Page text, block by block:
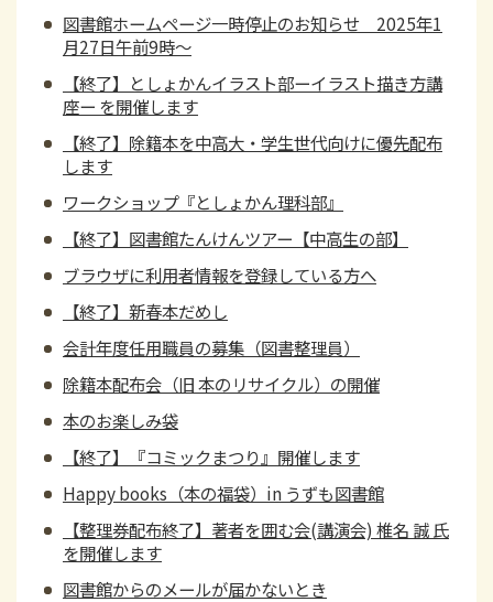
図書館ホームページ一時停止のお知らせ 2025年1
月27日午前9時～
【終了】としょかんイラスト部ーイラスト描き方講
座ー を開催します
【終了】除籍本を中高大・学生世代向けに優先配布
します
ワークショップ『としょかん理科部』
【終了】図書館たんけんツアー【中高生の部】
ブラウザに利用者情報を登録している方へ
【終了】新春本だめし
会計年度任用職員の募集（図書整理員）
除籍本配布会（旧 本のリサイクル）の開催
本のお楽しみ袋
【終了】『コミックまつり』開催します
Happy books（本の福袋）in うずも図書館
【整理券配布終了】著者を囲む会(講演会) 椎名 誠 氏
を開催します
図書館からのメールが届かないとき